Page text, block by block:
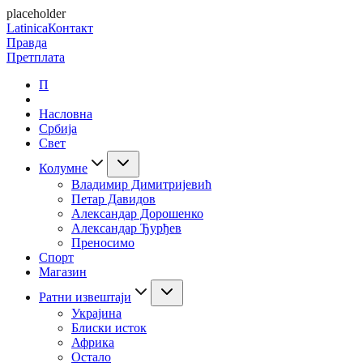
placeholder
LatinicaКонтакт
Правда
Претплата
П
Насловна
Србија
Свет
Колумне
Владимир Димитријевић
Петар Давидов
Александар Дорошенко
Александар Ђурђев
Преносимо
Спорт
Магазин
Ратни извештаји
Украјина
Блиски исток
Африка
Остало